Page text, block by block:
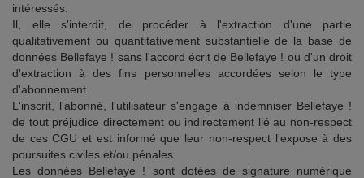
intéressés.
Il, elle s'interdit, de procéder à l'extraction d'une partie
qualitativement ou quantitativement substantielle de la base de
données Bellefaye ! sans l'accord écrit de Bellefaye ! ou d'un droit
d'extraction à des fins personnelles accordées selon le type
d'abonnement.
L'inscrit, l'abonné, l'utilisateur s'engage à indemniser Bellefaye !
de tout préjudice directement ou indirectement lié au non-respect
de ces CGU et est informé que leur non-respect l'expose à des
poursuites civiles et/ou pénales.
Les données Bellefaye ! sont dotées de signature numérique